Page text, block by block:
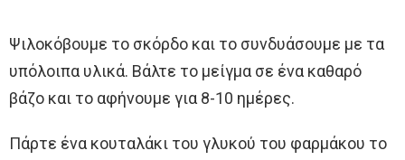
Ψιλοκόβουμε το σκόρδο και το συνδυάσουμε με τα
υπόλοιπα υλικά. Βάλτε το μείγμα σε ένα καθαρό
βάζο και το αφήνουμε για 8-10 ημέρες.
Πάρτε ένα κουταλάκι του γλυκού του φαρμάκου το